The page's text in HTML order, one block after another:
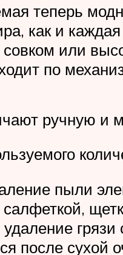
теперь
как и
или
по
ручную и
пыли
после сухой